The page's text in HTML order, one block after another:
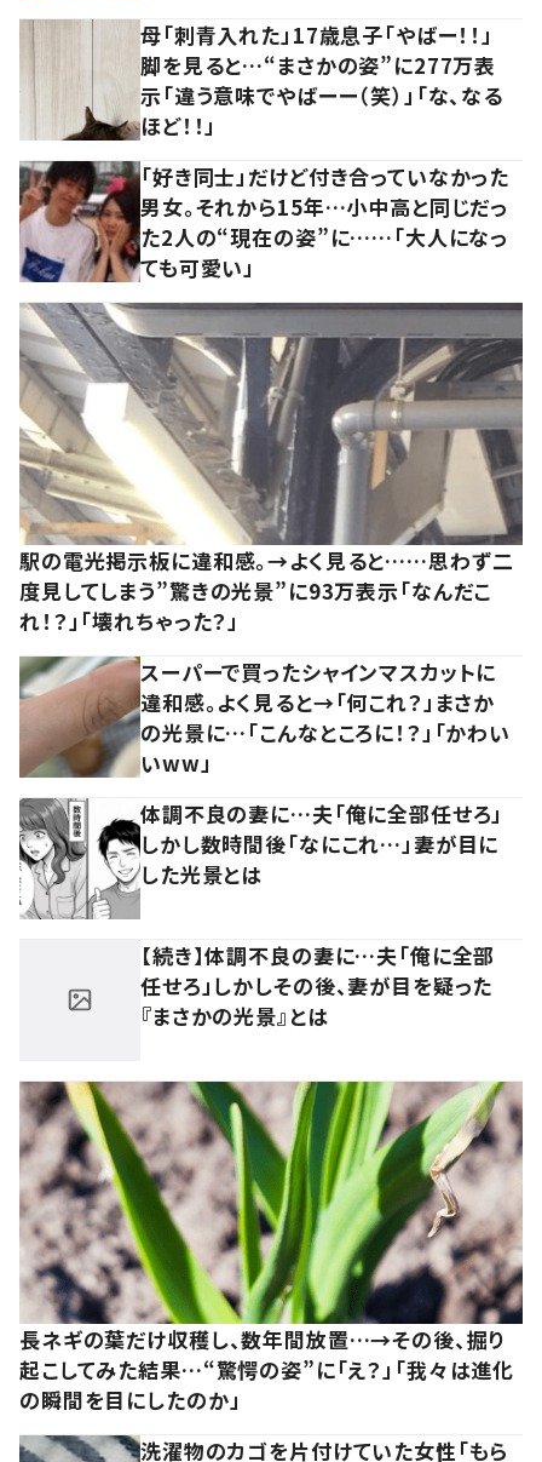
母「刺青入れた」17歳息子「やばー！！」
脚を見ると…“まさかの姿”に277万表
示「違う意味でやばーー（笑）」「な、なる
ほど！！」
「好き同士」だけど付き合っていなかった
男女。それから15年…小中高と同じだっ
た2人の“現在の姿”に……「大人になっ
ても可愛い」
駅の電光掲示板に違和感。→よく見ると……思わず二
度見してしまう”驚きの光景”に93万表示「なんだこ
れ！？」「壊れちゃった？」
スーパーで買ったシャインマスカットに
違和感。よく見ると→「何これ？」まさか
の光景に…「こんなところに！？」「かわい
いww」
体調不良の妻に…夫「俺に全部任せろ」
しかし数時間後「なにこれ…」妻が目に
した光景とは
【続き】体調不良の妻に…夫「俺に全部
任せろ」しかしその後、妻が目を疑った
『まさかの光景』とは
長ネギの葉だけ収穫し、数年間放置…→その後、掘り
起こしてみた結果…“驚愕の姿”に「え？」「我々は進化
の瞬間を目にしたのか」
洗濯物のカゴを片付けていた女性「もら